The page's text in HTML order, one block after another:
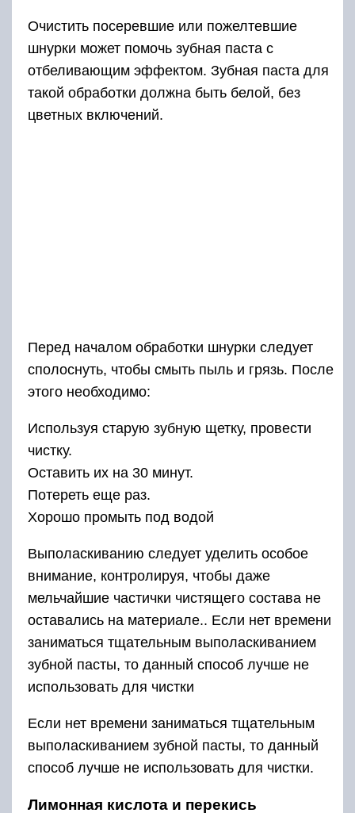
Очистить посеревшие или пожелтевшие
шнурки может помочь зубная паста с
отбеливающим эффектом. Зубная паста для
такой обработки должна быть белой, без
цветных включений.
Перед началом обработки шнурки следует
сполоснуть, чтобы смыть пыль и грязь. После
этого необходимо:
Используя старую зубную щетку, провести
чистку.
Оставить их на 30 минут.
Потереть еще раз.
Хорошо промыть под водой
Выполаскиванию следует уделить особое
внимание, контролируя, чтобы даже
мельчайшие частички чистящего состава не
оставались на материале.. Если нет времени
заниматься тщательным выполаскиванием
зубной пасты, то данный способ лучше не
использовать для чистки
Если нет времени заниматься тщательным
выполаскиванием зубной пасты, то данный
способ лучше не использовать для чистки.
Лимонная кислота и перекись